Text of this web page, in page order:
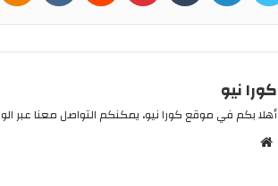
كورا نيو
أهلا بكم في موقع كورا نيو، يمكنكم التواصل معنا عبر